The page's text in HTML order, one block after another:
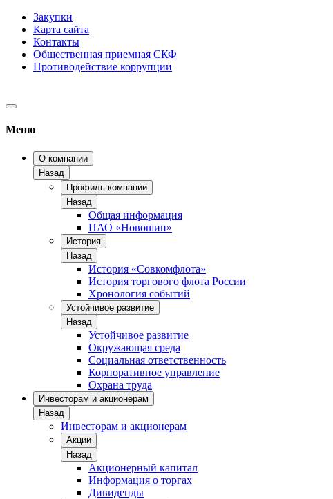
Закупки
Карта сайта
Контакты
Общественная приемная СКФ
Противодействие коррупции
Меню
О компании
Назад
Профиль компании
Назад
Общая информация
ПАО «Новошип»
История
Назад
История «Совкомфлота»
История торгового флота России
Хронология событий
Устойчивое развитие
Назад
Устойчивое развитие
Окружающая среда
Социальная ответственность
Корпоративное управление
Охрана труда
Инвесторам и акционерам
Назад
Инвесторам и акционерам
Акции
Назад
Акционерный капитал
Информация о торгах
Дивиденды